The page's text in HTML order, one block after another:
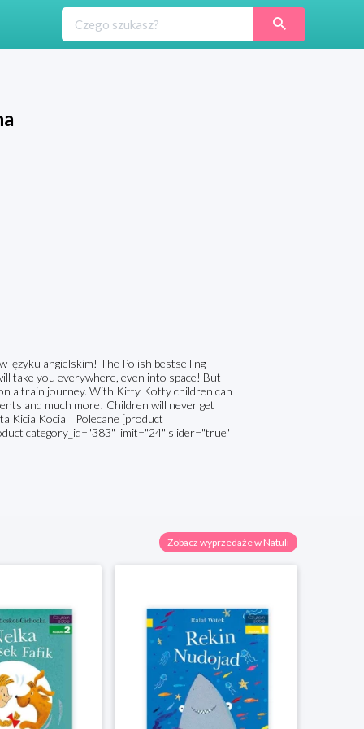
języku angielskim! The Polish bestselling
take you everywhere, even into space! But
a train journey. With Kitty Kotty children can
and much more! Children will never get
Kicia Kocia Polecane [product
category_id="383" limit="24" slider="true"
Zobacz wyprzedaże w Natuli